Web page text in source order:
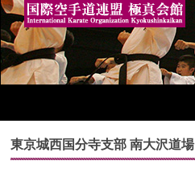
東京城西国分寺支部 南大沢道場